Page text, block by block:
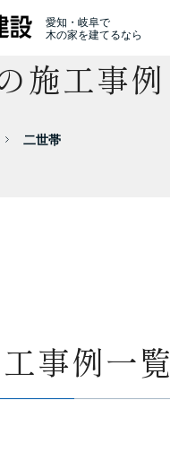
愛知・岐阜で
木の家を建てるなら
施工事例
二世帯
事例一覧